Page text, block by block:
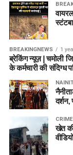
BREAKINGNEWS 1
ब्रेकिंग न्यूज़ | चमोली
के कर्मचारी की संदिग्ध
CRIME
खेत